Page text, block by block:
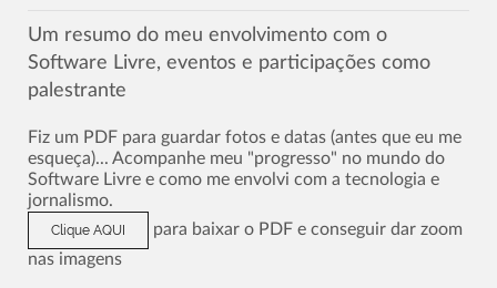
Um resumo do meu envolvimento com o
Software Livre, eventos e participações como
palestrante
Fiz um PDF para guardar fotos e datas (antes que eu me
esqueça)... Acompanhe meu "progresso" no mundo do
Software Livre e como me envolvi com a tecnologia e
jornalismo.
Clique AQUI
para baixar o PDF e conseguir dar zoom
nas imagens